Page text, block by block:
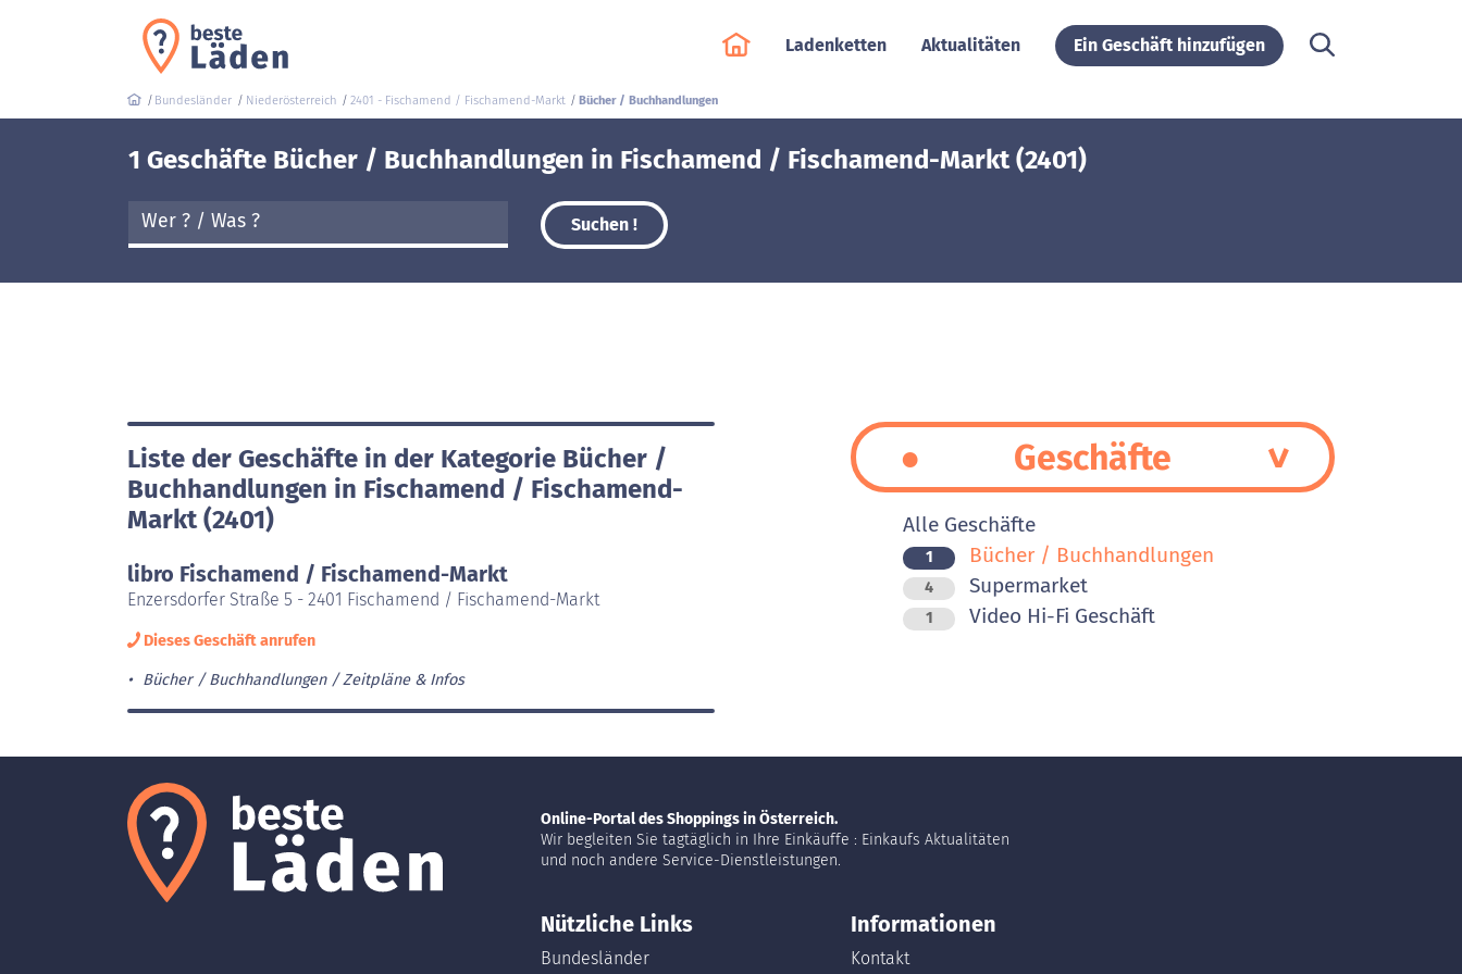
Ladenketten Aktualitäten Ein Geschäft hinzufügen
Bundesländer Niederösterreich 2401 - Fischamend / Fischamend-Markt Bücher / Buchhandlungen
1 Geschäfte Bücher / Buchhandlungen in Fischamend / Fischamend-Markt (2401)
Suchen !
Liste der Geschäfte in der Kategorie Bücher /
Buchhandlungen in Fischamend / Fischamend-
Markt (2401)
libro Fischamend / Fischamend-Markt
Enzersdorfer Straße 5 - 2401 Fischamend / Fischamend-Markt
Dieses Geschäft anrufen
Bücher / Buchhandlungen Zeitpläne & Infos
Geschäfte
Alle Geschäfte
1 Bücher / Buchhandlungen
4 Supermarket
1 Video Hi-Fi Geschäft
Online-Portal des Shoppings in Österreich.
Wir begleiten Sie tagtäglich in Ihre Einkäuffe : Einkaufs Aktualitäten
und noch andere Service-Dienstleistungen.
Nützliche Links
Bundesländer
Informationen
Kontakt